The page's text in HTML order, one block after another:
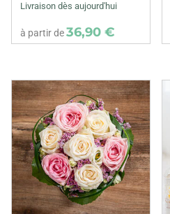
Livraison dès aujourd'hui
à partir de36,90 €